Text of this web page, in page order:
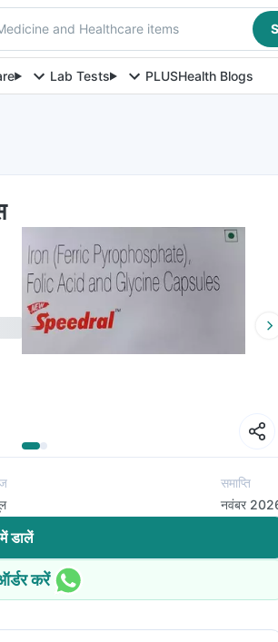
and Healthcare items
Lab Tests PLUSHealth Blogs
समाप्ति
नवंबर
में डालें
करें